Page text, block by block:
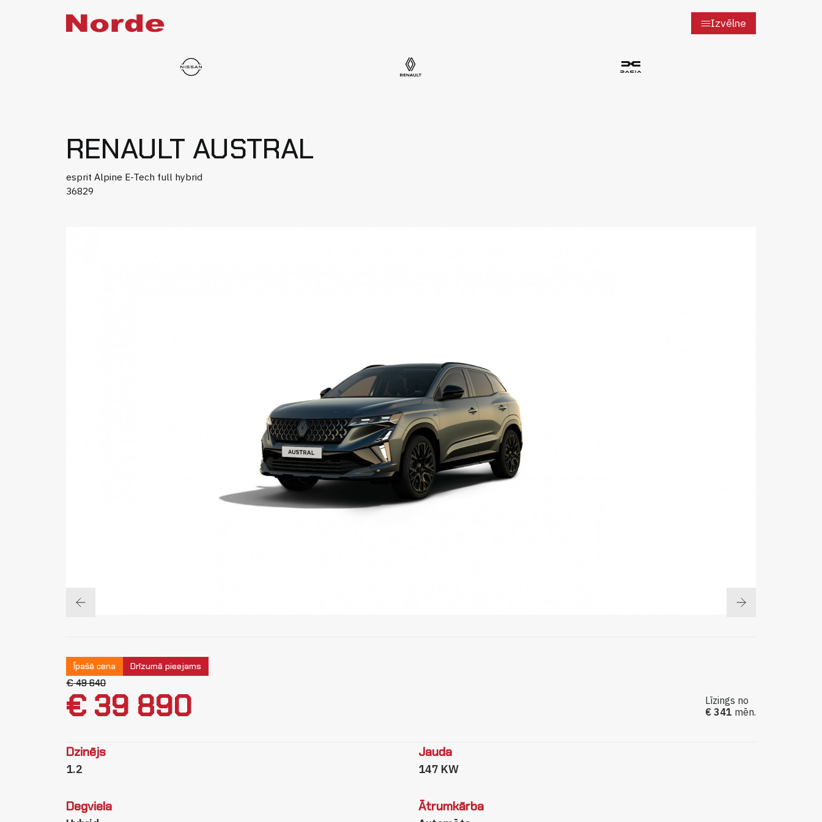
Izvēlne
RENAULT AUSTRAL
esprit Alpine E-Tech full hybrid
36829
Īpašā cena Drīzumā pieejams
€ 49 640
€ 39 890
Līzings no
€ 341 mēn.
Dzinējs
1.2
Jauda
147 KW
Degviela Ātrumkārba